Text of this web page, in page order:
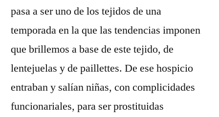
pasa a ser uno de los tejidos de una
temporada en la que las tendencias imponen
que brillemos a base de este tejido, de
lentejuelas y de paillettes. De ese hospicio
entraban y salían niñas, con complicidades
funcionariales, para ser prostituidas